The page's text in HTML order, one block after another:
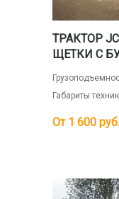
ТРАКТОР
ЩЕТКИ С
Габариты
От 1 600